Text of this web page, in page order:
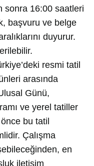
sonra 16:00 saatleri
başvuru ve belge
duyurur.
resmi tatil
arasında
Günü,
ve yerel tatiller
bu tatil
Çalışma
en
iletişim